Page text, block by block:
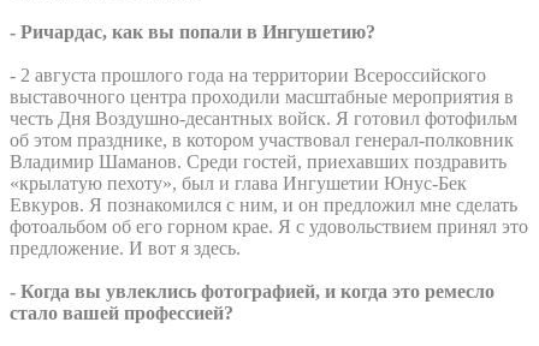
- Ричардас, как вы попали в Ингушетию?
- 2 августа прошлого года на территории Всероссийского
выставочного центра проходили масштабные мероприятия в
честь Дня Воздушно-десантных войск. Я готовил фотофильм
об этом празднике, в котором участвовал генерал-полковник
Владимир Шаманов. Среди гостей, приехавших поздравить
«крылатую пехоту», был и глава Ингушетии Юнус-Бек
Евкуров. Я познакомился с ним, и он предложил мне сделать
фотоальбом об его горном крае. Я с удовольствием принял это
предложение. И вот я здесь.
- Когда вы увлеклись фотографией, и когда это ремесло
стало вашей профессией?